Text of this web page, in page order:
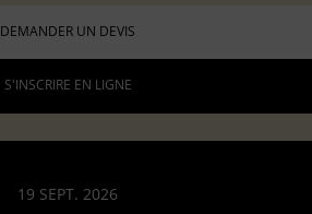
DEMANDER UN DEVIS
S'INSCRIRE EN LIGNE
19 SEPT. 2026